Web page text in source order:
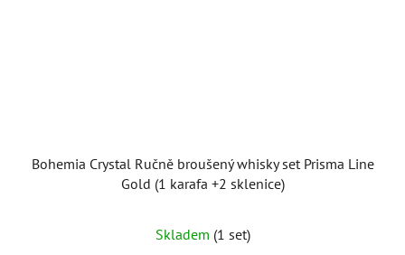
Bohemia Crystal Ručně broušený whisky set Prisma Line
Gold (1 karafa +2 sklenice)
Skladem (1 set)